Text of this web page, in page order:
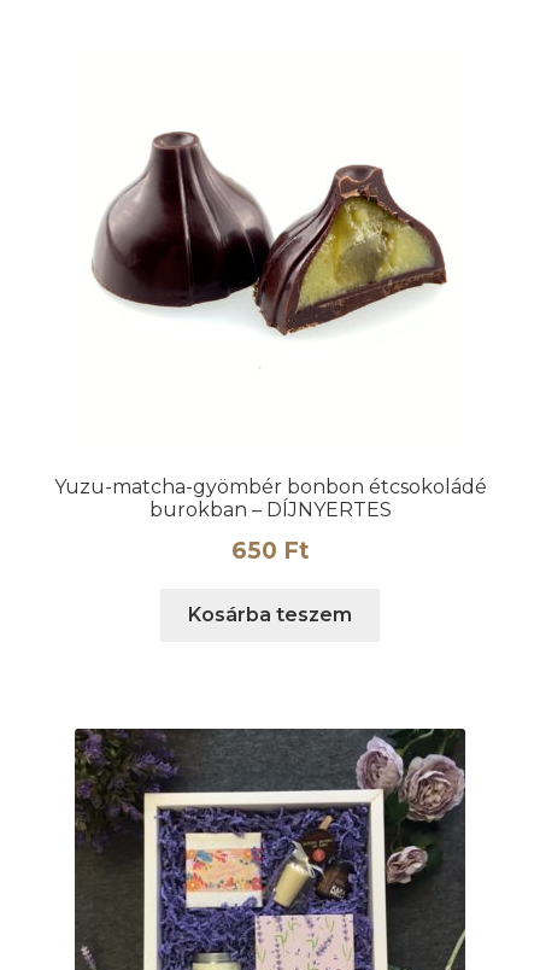
Yuzu-matcha-gyömbér bonbon étcsokoládé
burokban – DÍJNYERTES
650 Ft
Kosárba teszem